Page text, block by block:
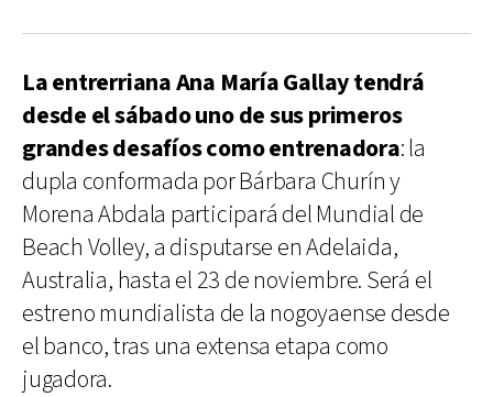
La entrerriana Ana María Gallay tendrá
desde el sábado uno de sus primeros
grandes desafíos como entrenadora: la
dupla conformada por Bárbara Churín y
Morena Abdala participará del Mundial de
Beach Volley, a disputarse en Adelaida,
Australia, hasta el 23 de noviembre. Será el
estreno mundialista de la nogoyaense desde
el banco, tras una extensa etapa como
jugadora.